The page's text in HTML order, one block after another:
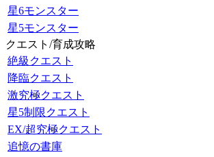
星6モンスター
星5モンスター
クエスト/育成攻略
絶級クエスト
降臨クエスト
激究極クエスト
星5制限クエスト
EX/超究極クエスト
追憶の書庫